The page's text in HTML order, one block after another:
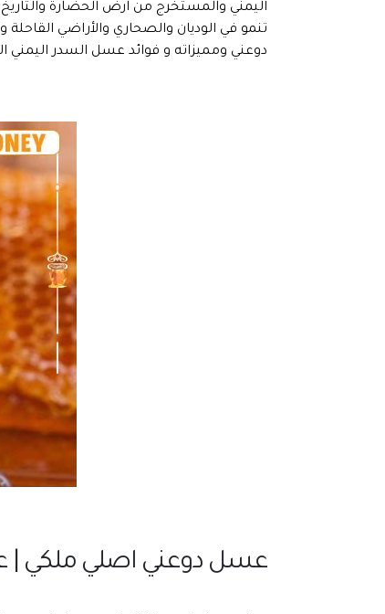
اليمني والمستخرج من ارض الحضارة
تنمو في الوديان والصحاري والأراضي
دوعني ومميزاته و فوائد عسل السدر اليمني
عسل دوعني اصلي ملكي |